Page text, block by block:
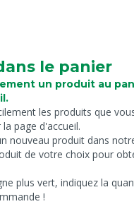
le panier
un produit au
les produits que
page d'accueil.
nouveau produit dans
de votre choix pour
plus vert, indiquez la
!